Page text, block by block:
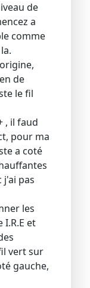
de
a
comme
de
le fil
, il faud
pour ma
a coté
j'ai pas
les
et
vert sur
gauche,